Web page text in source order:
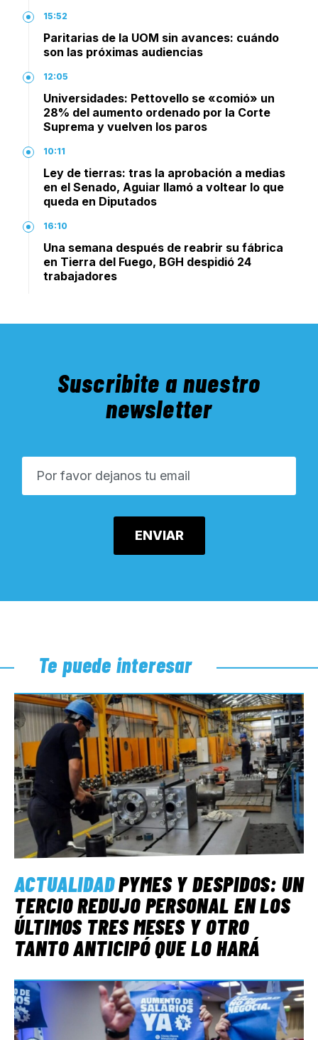
15:52
Paritarias de la UOM sin avances: cuándo
son las próximas audiencias
12:05
Universidades: Pettovello se «comió» un
28% del aumento ordenado por la Corte
Suprema y vuelven los paros
10:11
Ley de tierras: tras la aprobación a medias
en el Senado, Aguiar llamó a voltear lo que
queda en Diputados
16:10
Una semana después de reabrir su fábrica
en Tierra del Fuego, BGH despidió 24
trabajadores
Suscribite a nuestro
newsletter
Te puede interesar
ACTUALIDADPYMES Y DESPIDOS: UN
TERCIO REDUJO PERSONAL EN LOS
ÚLTIMOS TRES MESES Y OTRO
TANTO ANTICIPÓ QUE LO HARÁ